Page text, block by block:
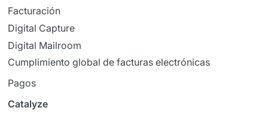
Facturación
Digital Capture
Digital Mailroom
Cumplimiento global de facturas electrónicas
Pagos
Catalyze